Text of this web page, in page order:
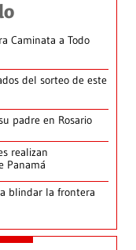
Caminata a Todo
del sorteo de este
padre en Rosario
realizan
Panamá
blindar la frontera